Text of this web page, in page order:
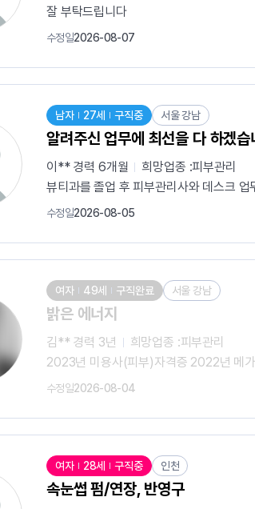
잘 부탁드립니다
수정일2026-08-07
비중에 있습니다. 경력이 없고 아직은 많이
남자 27세 구직중 서울 강남
알려주신 업무에 최선을 다 하겠습
이** 경력 6개월 희망업종 :피부관리
뷰티과를 졸업 후 피부관리사와 데스크
수정일2026-08-05
여자 49세 구직완료 서울 강남
밝은 에너지
김** 경력 3년 희망업종 :피부관리
2023년 미용사(피부)자격증 2022년 메
수정일2026-08-04
여자 28세 구직중 인천
속눈썹 펌/연장, 반영구